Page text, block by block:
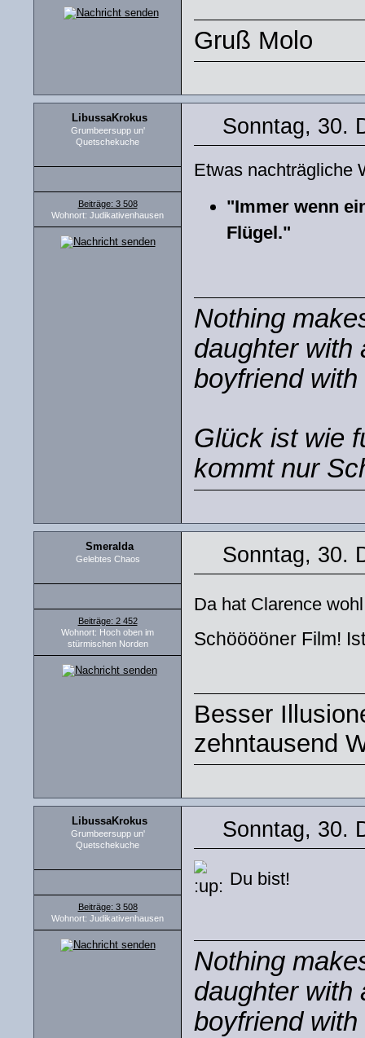
Gruß Molo
LibussaKrokus
Grumbeersupp un'
Quetschekuche
Beiträge: 3 508
Wohnort: Judikativenhausen
Sonntag, 30.
Etwas nachträgliche
"Immer wenn
Flügel."
Nothing
daughter with
boyfriend
Glück ist wie
kommt nur
Smeralda
Gelebtes Chaos
Beiträge: 2 452
Wohnort: Hoch oben im
stürmischen Norden
Sonntag, 30.
Da hat Clarence
Schööööner Film!
Besser
zehntausend
LibussaKrokus
Grumbeersupp un'
Quetschekuche
Beiträge: 3 508
Wohnort: Judikativenhausen
Sonntag, 30.
Du bist!
Nothing
daughter with
boyfriend